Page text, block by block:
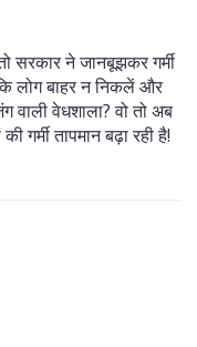
सरकार ने जानबूझकर गर्मी
लोग बाहर न निकलें और
वेधशाला? वो तो अब
गर्मी तापमान बढ़ा रही है!